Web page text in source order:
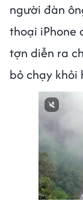
người đàn
thoại iPhone
tợn diễn ra
bỏ chạy
Next